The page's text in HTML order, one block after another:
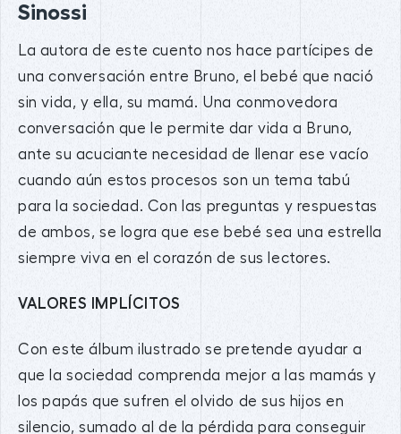
Sinossi
La autora de este cuento nos hace partícipes de
una conversación entre Bruno, el bebé que nació
sin vida, y ella, su mamá. Una conmovedora
conversación que le permite dar vida a Bruno,
ante su acuciante necesidad de llenar ese vacío
cuando aún estos procesos son un tema tabú
para la sociedad. Con las preguntas y respuestas
de ambos, se logra que ese bebé sea una estrella
siempre viva en el corazón de sus lectores.
VALORES IMPLÍCITOS
Con este álbum ilustrado se pretende ayudar a
que la sociedad comprenda mejor a las mamás y
los papás que sufren el olvido de sus hijos en
silencio, sumado al de la pérdida para conseguir